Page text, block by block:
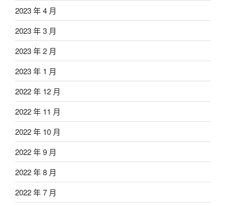
2023 年 4 月
2023 年 3 月
2023 年 2 月
2023 年 1 月
2022 年 12 月
2022 年 11 月
2022 年 10 月
2022 年 9 月
2022 年 8 月
2022 年 7 月